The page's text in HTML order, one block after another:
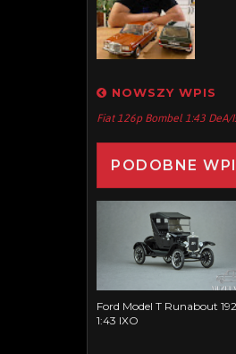
NOWSZY WPIS
Fiat 126p Bombel 1:43
PODOBNE
Ford Model T Runabout
1:43 IXO